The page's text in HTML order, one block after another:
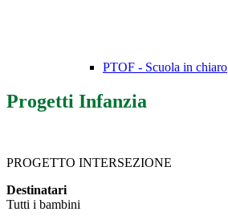
PTOF - Scuola in chiaro
Progetti Infanzia
PROGETTO INTERSEZIONE
Destinatari
Tutti i bambini